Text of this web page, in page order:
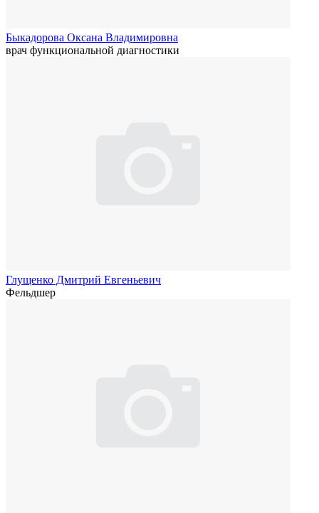
Быкадорова Оксана Владимировна
врач функциональной диагностики
Глущенко Дмитрий Евгеньевич
Фельдшер